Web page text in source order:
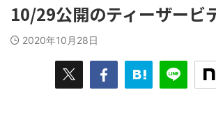
10/29公開のティーザービ
2020年10月28日